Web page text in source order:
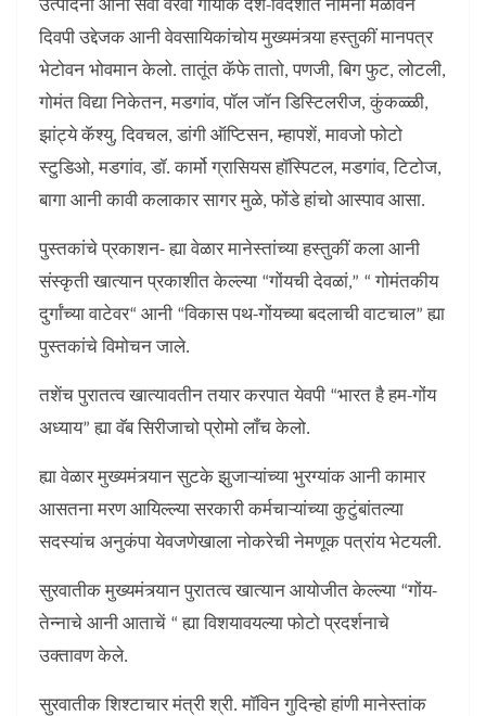
उत्पादनां आनी सेवा वरवीं गोंयांक देश-विदेशांत नामना मेळोवन
दिवपी उद्देजक आनी वेवसायिकांचोय मुख्यमंत्र्या हस्तुकीं मानपत्र
भेटोवन भोवमान केलो. तातूंत कॅफे तातो, पणजी, बिग फुट, लोटली,
गोमंत विद्या निकेतन, मडगांव, पॉल जॉन डिस्टिलरीज, कुंकळ्ळी,
झांट्ये कॅश्यु, दिवचल, डांगी ऑप्टिसन, म्हापशें, मावजो फोटो
स्टुडिओ, मडगांव, डॉ. कार्मो ग्रासियस हॉस्पिटल, मडगांव, टिटोज,
बागा आनी कावी कलाकार सागर मुळे, फोंडे हांचो आस्पाव आसा.
पुस्तकांचे प्रकाशन- ह्या वेळार मानेस्तांच्या हस्तुकीं कला आनी
संस्कृती खात्यान प्रकाशीत केल्ल्या “गोंयची देवळां,” “ गोमंतकीय
दुर्गांच्या वाटेवर“ आनी “विकास पथ-गोंयच्या बदलाची वाटचाल” ह्या
पुस्तकांचे विमोचन जाले.
तशेंच पुरातत्व खात्यावतीन तयार करपात येवपी “भारत है हम-गोंय
अध्याय” ह्या वॅब सिरीजाचो प्रोमो लाँच केलो.
ह्या वेळार मुख्यमंत्र्यान सुटके झुजाऱ्यांच्या भुरग्यांक आनी कामार
आसतना मरण आयिल्ल्या सरकारी कर्मचाऱ्यांच्या कुटुंबांतल्या
सदस्यांच अनुकंपा येवजणेखाला नोकरेची नेमणूक पत्रांय भेटयली.
सुरवातीक मुख्यमंत्र्यान पुरातत्व खात्यान आयोजीत केल्ल्या “गोंय-
तेन्नाचे आनी आताचें “ ह्या विशयावयल्या फोटो प्रदर्शनाचे
उक्तावण केले.
सुरवातीक शिश्टाचार मंत्री श्री. मॉविन गुदिन्हो हांणी मानेस्तांक